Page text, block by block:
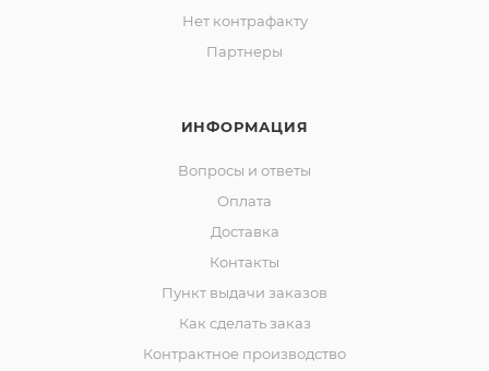
Нет контрафакту
Партнеры
ИНФОРМАЦИЯ
Вопросы и ответы
Оплата
Доставка
Контакты
Пункт выдачи заказов
Как сделать заказ
Контрактное производство